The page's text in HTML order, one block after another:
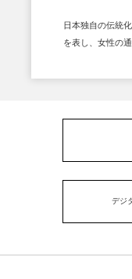
日本独自の伝統
を表し、女性の
デジ